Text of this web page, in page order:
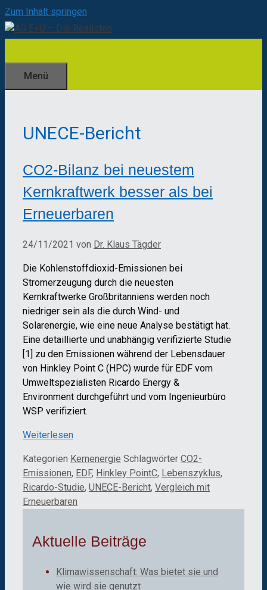
Zum Inhalt springen
Menü
UNECE-Bericht
CO2-Bilanz bei neuestem
Kernkraftwerk besser als bei
Erneuerbaren
24/11/2021 von Dr. Klaus Tägder
Die Kohlenstoffdioxid-Emissionen bei
Stromerzeugung durch die neuesten
Kernkraftwerke Großbritanniens werden noch
niedriger sein als die durch Wind- und
Solarenergie, wie eine neue Analyse bestätigt hat.
Eine detaillierte und unabhängig verifizierte Studie
[1] zu den Emissionen während der Lebensdauer
von Hinkley Point C (HPC) wurde für EDF vom
Umweltspezialisten Ricardo Energy &
Environment durchgeführt und vom Ingenieurbüro
WSP verifiziert.
Weiterlesen
Kategorien Kernenergie Schlagwörter CO2-
Emissionen, EDF, Hinkley PointC, Lebenszyklus,
Ricardo-Studie, UNECE-Bericht, Vergleich mit
Erneuerbaren
Aktuelle Beiträge
Klimawissenschaft: Was bietet sie und
wie wird sie genutzt